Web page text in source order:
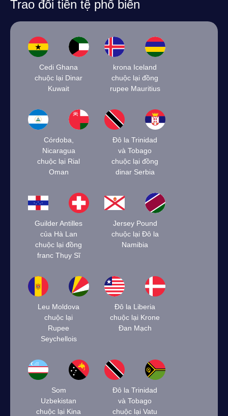
Trao đổi tiền tệ phổ biến
Cedi Ghana
chuộc lại Dinar
Kuwait
krona Iceland
chuộc lại đồng
rupee Mauritius
Córdoba,
Nicaragua
chuộc lại Rial
Oman
Đô la Trinidad
và Tobago
chuộc lại đồng
dinar Serbia
Guilder Antilles
của Hà Lan
chuộc lại đồng
franc Thụy Sĩ
Jersey Pound
chuộc lại Đô la
Namibia
Leu Moldova
chuộc lại
Rupee
Seychellois
Đô la Liberia
chuộc lại Krone
Đan Mạch
Som
Uzbekistan
chuộc lại Kina
Đô la Trinidad
và Tobago
chuộc lại Vatu